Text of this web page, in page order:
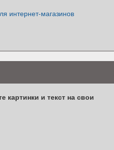
интернет-магазинов
картинки и текст на свои